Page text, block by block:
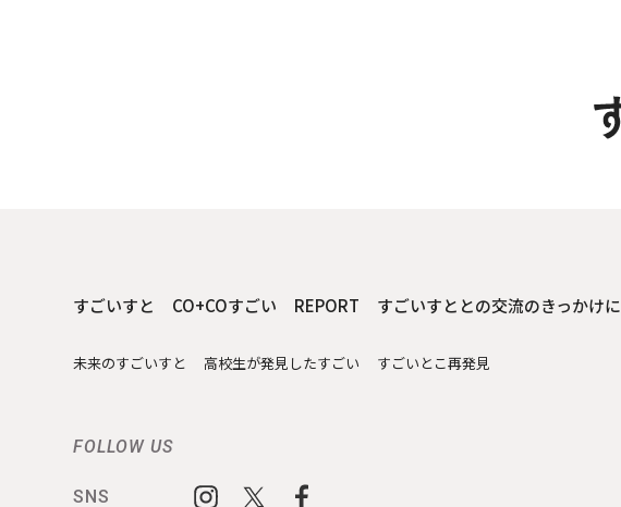
すごいすと CO+COすごい REPORT すごいすととの交流のきっかけに
未来のすごいすと 高校生が発見したすごい すごいとこ再発見
FOLLOW US
SNS